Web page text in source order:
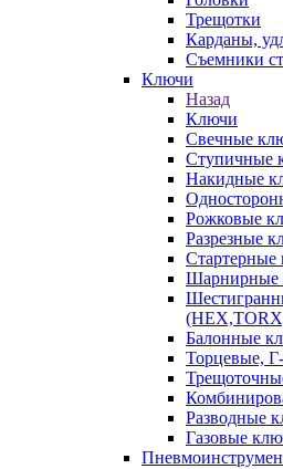
Трещотки
Карданы,
Съемники
Ключи
Назад
Ключи
Свечные
Ступичные
Накидные
Рожковые
Разрезные
Стартерные
Шарнирные
Балонные
Торцевые,
Разводные
Газовые